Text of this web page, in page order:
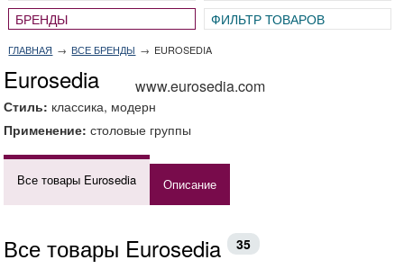
ГЛАВНАЯ → ВСЕ БРЕНДЫ → EUROSEDIA
Eurosedia www.eurosedia.com
Стиль: классика, модерн
Применение: столовые группы
Все товары Eurosedia Описание
Все товары Eurosedia 35